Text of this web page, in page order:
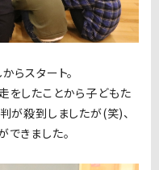
らスタート。
をしたことから子どもた
が殺到しましたが(笑)、
きました。